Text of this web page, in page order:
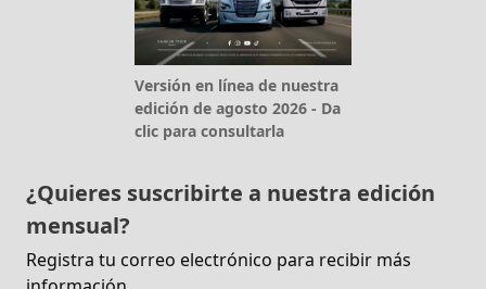
Versión en línea de nuestra
edición de agosto 2026 - Da
clic para consultarla
¿Quieres suscribirte a nuestra edición
mensual?
Registra tu correo electrónico para recibir más